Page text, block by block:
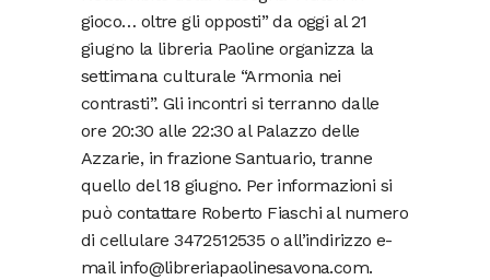
gioco… oltre gli opposti” da oggi al 21
giugno la libreria Paoline organizza la
settimana culturale “Armonia nei
contrasti”. Gli incontri si terranno dalle
ore 20:30 alle 22:30 al Palazzo delle
Azzarie, in frazione Santuario, tranne
quello del 18 giugno. Per informazioni si
può contattare Roberto Fiaschi al numero
di cellulare 3472512535 o all’indirizzo e-
mail info@libreriapaolinesavona.com.